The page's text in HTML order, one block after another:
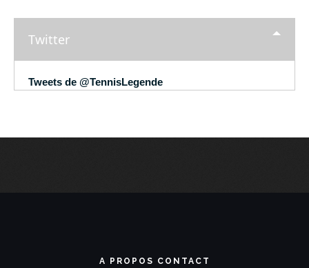
Twitter
Tweets de @TennisLegende
A PROPOS CONTACT